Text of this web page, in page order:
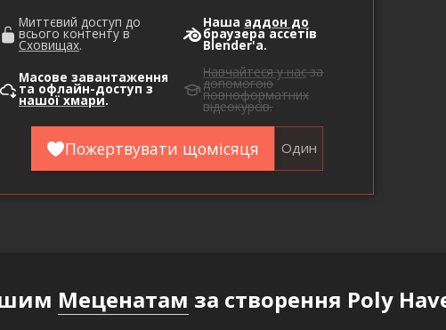
Миттєвий доступ до
всього контенту в
Сховищах.
Наша аддон до
браузера ассетів
Blender'а.
Масове завантаження
та офлайн-доступ з
нашої хмари.
Навчайтеся у насза
допомогою
повноформатних
відеокурсів.
Пожертвувати щомісяця Один
Меценатам за створення Poly